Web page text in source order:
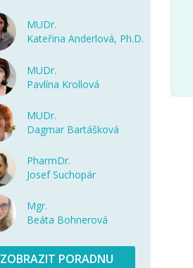
MUDr.
Kateřina Anderlová, Ph.D.
MUDr.
Pavlína Krollová
MUDr.
Dagmar Bartášková
PharmDr.
Josef Suchopár
Mgr.
Beáta Bohnerová
ZOBRAZIT PORADNU